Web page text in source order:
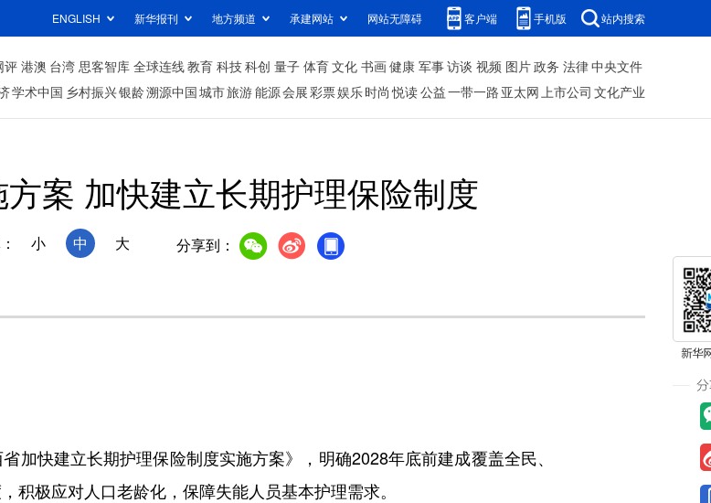
ENGLISH 新华报刊 地方频道 承建网站 网站无障碍 客户端 手机版 站内搜索
评 港澳 台湾 思客智库 全球连线教育 科技科创 量子 体育文化 书画健康 军事访谈 视频 图片政务 法律中央文件
学术中国 乡村振兴银龄溯源中国城市旅游能源会展彩票娱乐时尚 悦读公益一带一路 亚太网上市公司 文化产业
案 加快建立长期护理保险制度
小 中 大 分享到：
快建立长期护理保险制度实施方案》，明确2028年底前建成覆盖全民、
极应对人口老龄化，保障失能人员基本护理需求。